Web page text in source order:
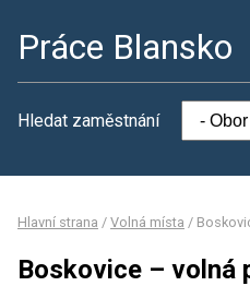
Práce Blansko
Hledat zaměstnání
Hlavní strana / Volná místa /
Boskovice – volná